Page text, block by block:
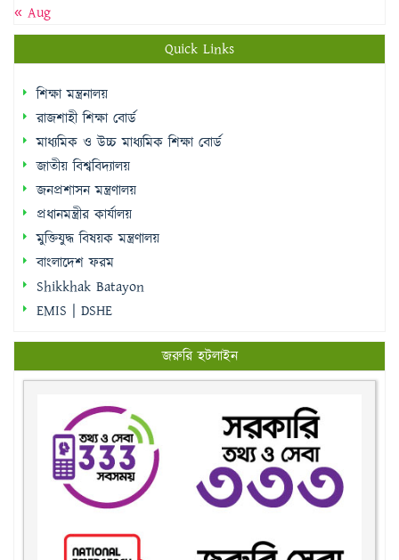
« Aug
Quick Links
শিক্ষা মন্ত্রনালয়
রাজশাহী শিক্ষা বোর্ড
মাধ্যমিক ও উচ্চ মাধ্যমিক শিক্ষা বোর্ড
জাতীয় বিশ্ববিদ্যালয়
জনপ্রশাসন মন্ত্রণালয়
প্রধানমন্ত্রীর কার্যালয়
মুক্তিযুদ্ধ বিষয়ক মন্ত্রণালয়
বাংলাদেশ ফরম
Shikkhak Batayon
EMIS | DSHE
জরুরি হটলাইন